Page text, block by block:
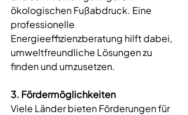
ökologischen Fußabdruck. Eine
professionelle
Energieeffizienzberatung hilft dabei,
umweltfreundliche Lösungen zu
finden und umzusetzen.
3. Fördermöglichkeiten
Viele Länder bieten Förderungen für